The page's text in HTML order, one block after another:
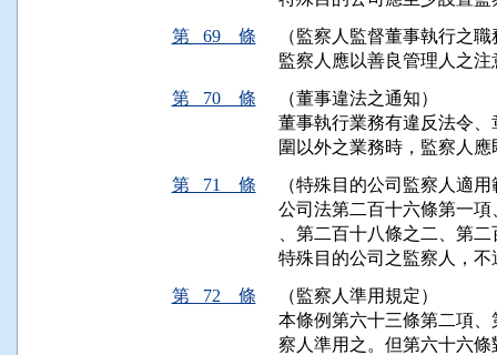
第 69 條
（監察人監督董事執行之職
監察人應以善良管理人之
第 70 條
（董事違法之通知）
董事執行業務有違反法令
圍以外之業務時，監察人
第 71 條
（特殊目的公司監察人適
公司法第二百十六條第一
、第二百十八條之二、第
特殊目的公司之監察人，不
第 72 條
（監察人準用規定）
本條例第六十三條第二項
察人準用之。但第六十六